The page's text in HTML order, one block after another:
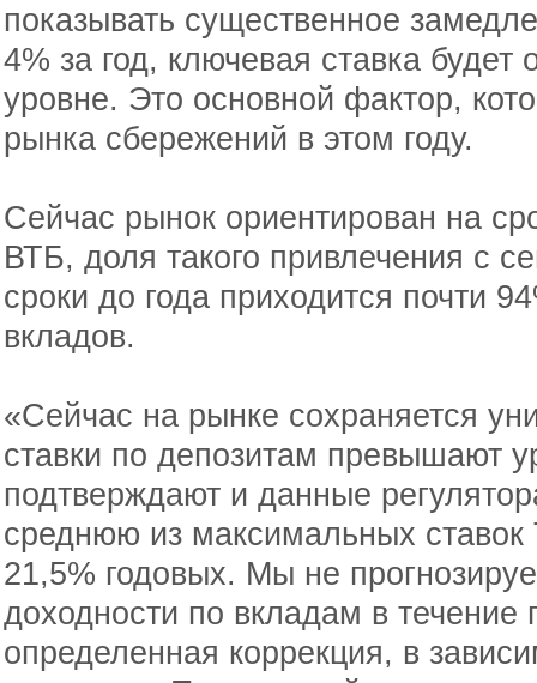
показывать существенное
4% за год, ключевая ставка будет
уровне. Это основной фактор,
рынка сбережений в этом году.
Сейчас рынок ориентирован на
ВТБ, доля такого привлечения с
сроки до года приходится почти
вкладов.
«Сейчас на рынке сохраняется
ставки по депозитам превышают
подтверждают и данные
среднюю из максимальных
21,5% годовых. Мы не
доходности по вкладам в течение
определенная коррекция, в